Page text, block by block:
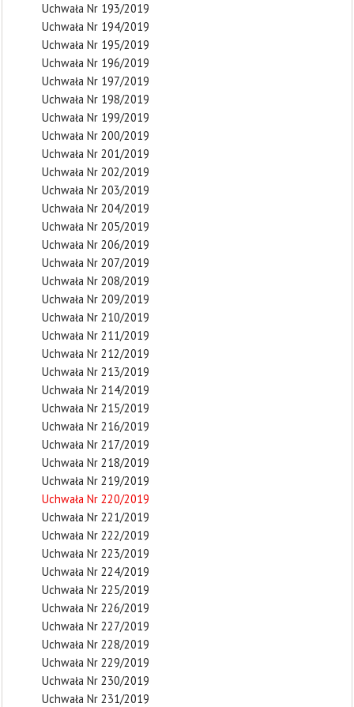
Uchwała Nr 193/2019
Uchwała Nr 194/2019
Uchwała Nr 195/2019
Uchwała Nr 196/2019
Uchwała Nr 197/2019
Uchwała Nr 198/2019
Uchwała Nr 199/2019
Uchwała Nr 200/2019
Uchwała Nr 201/2019
Uchwała Nr 202/2019
Uchwała Nr 203/2019
Uchwała Nr 204/2019
Uchwała Nr 205/2019
Uchwała Nr 206/2019
Uchwała Nr 207/2019
Uchwała Nr 208/2019
Uchwała Nr 209/2019
Uchwała Nr 210/2019
Uchwała Nr 211/2019
Uchwała Nr 212/2019
Uchwała Nr 213/2019
Uchwała Nr 214/2019
Uchwała Nr 215/2019
Uchwała Nr 216/2019
Uchwała Nr 217/2019
Uchwała Nr 218/2019
Uchwała Nr 219/2019
Uchwała Nr 220/2019
Uchwała Nr 221/2019
Uchwała Nr 222/2019
Uchwała Nr 223/2019
Uchwała Nr 224/2019
Uchwała Nr 225/2019
Uchwała Nr 226/2019
Uchwała Nr 227/2019
Uchwała Nr 228/2019
Uchwała Nr 229/2019
Uchwała Nr 230/2019
Uchwała Nr 231/2019